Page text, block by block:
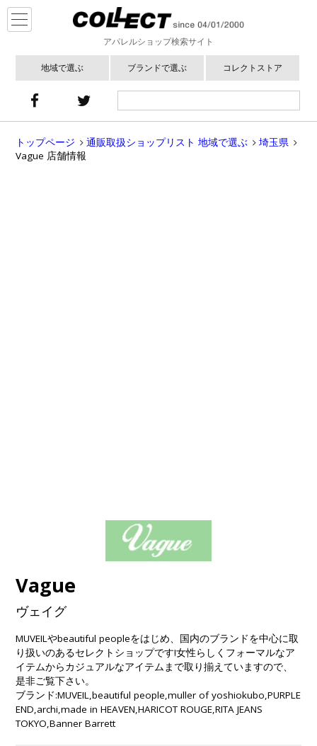
アパレルショップ検索サイト
地域で選ぶ ブランドで選ぶ コレクトストア
トップページ 通販取扱ショップリスト 地域で選ぶ
埼玉県
Vague 店舗情報
Vague
ヴェイグ
MUVEILやbeautiful peopleをはじめ、国内のブランドを中心に取
り扱いのあるセレクトショップです!女性らしくフォーマルなア
イテムからカジュアルなアイテムまで取り揃えていますので、
是非ご覧下さい。
ブランド:MUVEIL,beautiful people,muller of yoshiokubo,PURPLE
END,archi,made in HEAVEN,HARICOT ROUGE,RITA JEANS
TOKYO,Banner Barrett